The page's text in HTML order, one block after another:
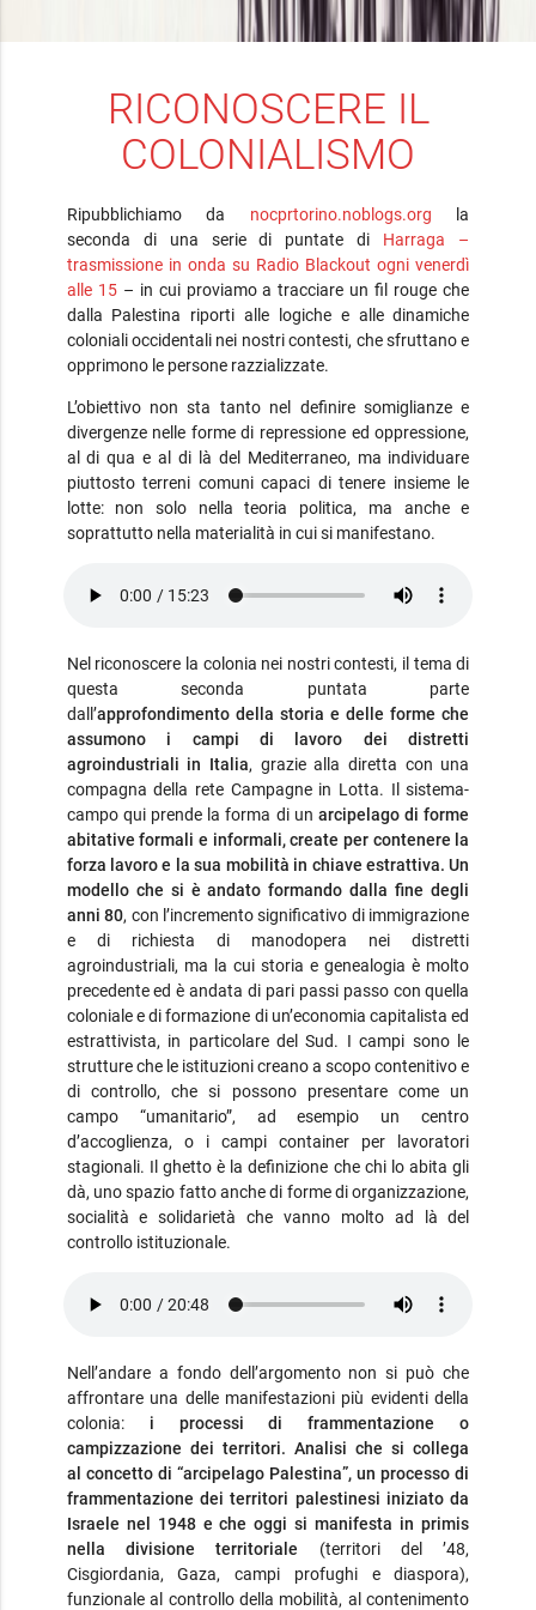
RICONOSCERE IL
COLONIALISMO
Ripubblichiamo da nocprtorino.noblogs.org la
seconda di una serie di puntate di Harraga –
trasmissione in onda su Radio Blackout ogni venerdì
alle 15– in cui proviamo a tracciare un fil rouge che
dalla Palestina riporti alle logiche e alle dinamiche
coloniali occidentali nei nostri contesti, che sfruttano e
opprimono le persone razzializzate.
L’obiettivo non sta tanto nel definire somiglianze e
divergenze nelle forme di repressione ed oppressione,
al di qua e al di là del Mediterraneo, ma individuare
piuttosto terreni comuni capaci di tenere insieme le
lotte: non solo nella teoria politica, ma anche e
soprattutto nella materialità in cui si manifestano.
Nel riconoscere la colonia nei nostri contesti, il tema di
questa seconda puntata parte
dall’approfondimento della storia e delle forme che
assumono i campi di lavoro dei distretti
agroindustriali in Italia, grazie alla diretta con una
compagna della rete Campagne in Lotta. Il sistema-
campo qui prende la forma di unarcipelago di forme
abitative formali e informali, create per contenere la
forza lavoro e la sua mobilità in chiave estrattiva. Un
modello che si è andato formando dalla fine degli
anni 80, con l’incremento significativo di immigrazione
e di richiesta di manodopera nei distretti
agroindustriali, ma la cui storia e genealogia è molto
precedente ed è andata di pari passi passo con quella
coloniale e di formazione di un’economia capitalista ed
estrattivista, in particolare del Sud. I campi sono le
strutture che le istituzioni creano a scopo contenitivo e
di controllo, che si possono presentare come un
campo “umanitario”, ad esempio un centro
d’accoglienza, o i campi container per lavoratori
stagionali. Il ghetto è la definizione che chi lo abita gli
dà, uno spazio fatto anche di forme di organizzazione,
socialità e solidarietà che vanno molto ad là del
controllo istituzionale.
Nell’andare a fondo dell’argomento non si può che
affrontare una delle manifestazioni più evidenti della
colonia: i processi di frammentazione o
campizzazione dei territori. Analisi che si collega
al concetto di “arcipelago Palestina”, un processo di
frammentazione dei territori palestinesi iniziato da
Israele nel 1948 e che oggi si manifesta in primis
nella divisione territoriale (territori del ’48,
Cisgiordania, Gaza, campi profughi e diaspora),
funzionale al controllo della mobilità, al contenimento